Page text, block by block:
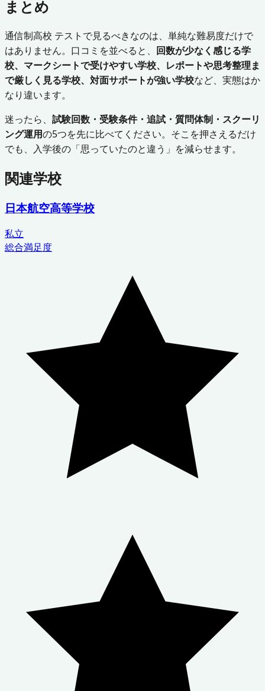
まとめ
通信制高校 テストで見るべきなのは、単純な難易度だけで
はありません。口コミを並べると、 回数が少なく感じる学
校、マークシートで受けやすい学校、レポートや思考整理ま
で厳しく見る学校、対面サポートが強い学校など、実態はか
なり違います。
迷ったら、 試験回数・受験条件・追試・質問体制・スクーリ
ング運用の5つを先に比べてください。そこを押さえるだけ
でも、入学後の「思っていたのと違う」を減らせます。
関連学校
日本航空高等学校
私立
総合満足度